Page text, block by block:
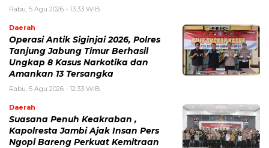
Rabu, 5 Agu 2026 - 13:33 WIB
Daerah
Operasi Antik Siginjai 2026, Polres
Tanjung Jabung Timur Berhasil
Ungkap 8 Kasus Narkotika dan
Amankan 13 Tersangka
Rabu, 5 Agu 2026 - 12:33 WIB
Daerah
Suasana Penuh Keakraban ,
Kapolresta Jambi Ajak Insan Pers
Ngopi Bareng Perkuat Kemitraan